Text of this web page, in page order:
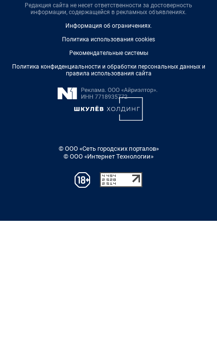
Редакция сайта не несет ответственности за достоверность
информации, содержащейся в рекламных объявлениях.
Информация об ограничениях.
Политика использования cookies
Рекомендательные системы
Политика конфиденциальности и обработки персональных данных и
правила использования сайта
© ООО «Сеть городских порталов»
© ООО «Интернет Технологии»